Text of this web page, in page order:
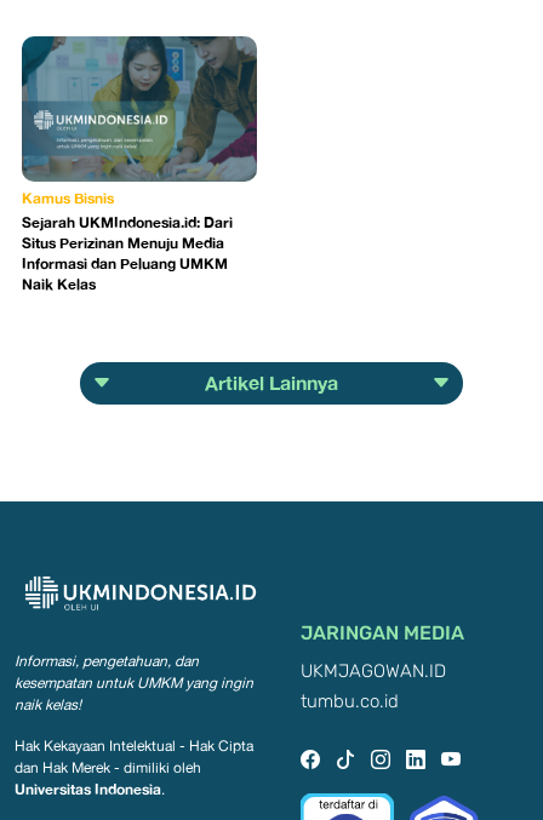
Kamus Bisnis
Sejarah UKMIndonesia.id: Dari
Situs Perizinan Menuju Media
Informasi dan Peluang UMKM
Naik Kelas
Artikel Lainnya
Informasi, pengetahuan, dan
kesempatan untuk UMKM yang ingin
naik kelas!
Hak Kekayaan Intelektual - Hak Cipta
dan Hak Merek - dimiliki oleh
Universitas Indonesia.
JARINGAN MEDIA
UKMJAGOWAN.ID
tumbu.co.id